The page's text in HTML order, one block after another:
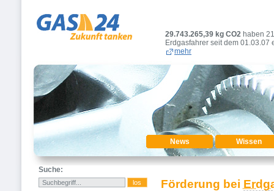
29.743.265,39 kg CO2 haben
Erdgasfahrer seit dem 01.03.07
mehr
News Wissen
Suche:
Förderung bei